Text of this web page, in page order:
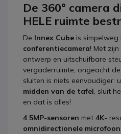
De 360° camera
HELE ruimte
De Innex Cube is simpelweg
conferentiecamera! Met
ontwerp en uitschuifbare
vergaderruimte, ongeacht
sluiten is niets eenvoudiger: u
midden van de tafel, sluit
en dat is alles!
4 5MP-sensoren met 4K-
omnidirectionele